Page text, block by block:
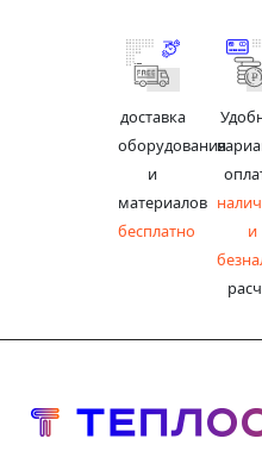
доставка
оборудования
и
материалов
бесплатно
и